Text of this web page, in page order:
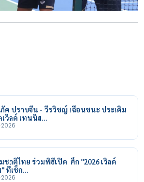
ปราบจีน - วีรวิชญ์ เฉือนชนะ ประเดิม
วิลด์ เทนนิส…
ชาติไทย ร่วมพิธีเปิด ศึก "2026 เวิลด์
ที่เช็ก…